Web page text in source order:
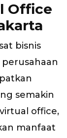
Office
bisnis
semakin
office,
manfaat